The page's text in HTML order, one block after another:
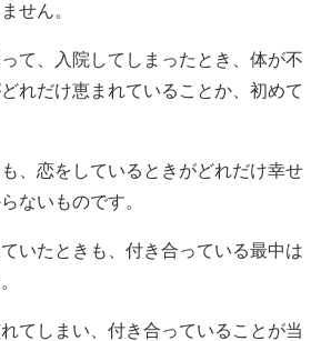
せん。
て、入院してしまったとき、体が不
れだけ恵まれていることか、初めて
、恋をしているときがどれだけ幸せ
ないものです。
いたときも、付き合っている最中は
てしまい、付き合っていることが当